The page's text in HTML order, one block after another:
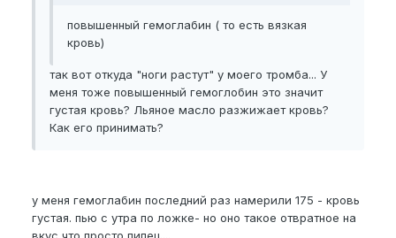
повышенный гемоглабин ( то есть вязкая
кровь)
так вот откуда "ноги растут" у моего тромба... У
меня тоже повышенный гемоглобин это значит
густая кровь? Льяное масло разжижает кровь?
Как его принимать?
у меня гемоглабин последний раз намерили 175 - кровь
густая. пью с утра по ложке- но оно такое отвратное на
вкус что просто пипец....